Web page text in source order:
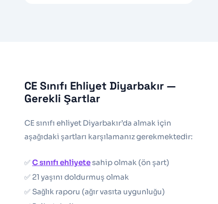
CE Sınıfı Ehliyet Diyarbakır —
Gerekli Şartlar
CE sınıfı ehliyet Diyarbakır’da almak için
aşağıdaki şartları karşılamanız gerekmektedir:
✅C sınıfı ehliyete sahip olmak (ön şart)
✅ 21 yaşını doldurmuş olmak
✅ Sağlık raporu (ağır vasıta uygunluğu)